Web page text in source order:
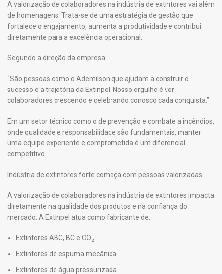
A valorização de colaboradores na indústria de extintores vai além
de homenagens. Trata-se de uma estratégia de gestão que
fortalece o engajamento, aumenta a produtividade e contribui
diretamente para a excelência operacional.
Segundo a direção da empresa:
“São pessoas como o Ademilson que ajudam a construir o
sucesso e a trajetória da Extinpel. Nosso orgulho é ver
colaboradores crescendo e celebrando conosco cada conquista.”
Em um setor técnico como o de prevenção e combate a incêndios,
onde qualidade e responsabilidade são fundamentais, manter
uma equipe experiente e comprometida é um diferencial
competitivo.
Indústria de extintores forte começa com pessoas valorizadas
A valorização de colaboradores na indústria de extintores impacta
diretamente na qualidade dos produtos e na confiança do
mercado. A Extinpel atua como fabricante de:
Extintores ABC, BC e CO₂
Extintores de espuma mecânica
Extintores de água pressurizada